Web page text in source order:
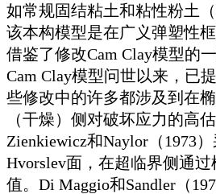
如常规固结粘土和粘性粉土（
该本构模型是在广义弹塑性
借鉴了修改Cam Clay模型的
Cam Clay模型问世以来，已
些修改中的许多都涉及到在
（干燥）侧对破坏应力的高
Zienkiewicz和Naylor（1973
Hvorslev面，在超临界侧通
值。Di Maggio和Sandler（